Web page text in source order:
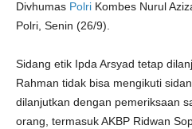
Divhumas Polri Kombes Nurul
Polri, Senin (26/9).
Sidang etik Ipda Arsyad tetap
Rahman tidak bisa mengikuti
dilanjutkan dengan pemeriksaan
orang, termasuk AKBP Ridwan